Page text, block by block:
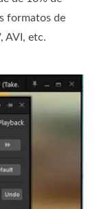
formatos de
AVI, etc.